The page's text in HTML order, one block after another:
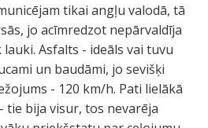
tikai angļu valodā, tā
jo acīmredzot nepārvaldīja
Asfalts - ideāls vai tuvu
un baudāmi, jo sevišķi
- 120 km/h. Pati lielākā
tie bija visur, tos nevarēja